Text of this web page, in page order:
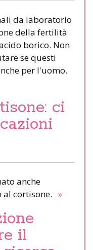
da laboratorio
della fertilità
borico. Non
se questi
per l'uomo.
ci
anche
cortisone. »
il